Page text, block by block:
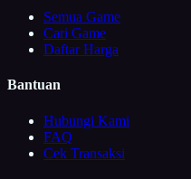
Semua Game
Cari Game
Daftar Harga
Bantuan
Hubungi Kami
FAQ
Cek Transaksi